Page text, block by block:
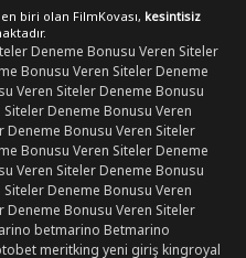
biri olan FilmKovası, kesintisiz
Deneme Bonusu Veren Siteler
Bonusu Veren SitelerDeneme
Veren SitelerDeneme Bonusu
SitelerDeneme Bonusu Veren
Deneme Bonusu Veren Siteler
Bonusu Veren SitelerDeneme
Veren SitelerDeneme Bonusu
SitelerDeneme Bonusu Veren
Deneme Bonusu Veren Siteler
betmarino Betmarino
meritking yeni girişkingroyal